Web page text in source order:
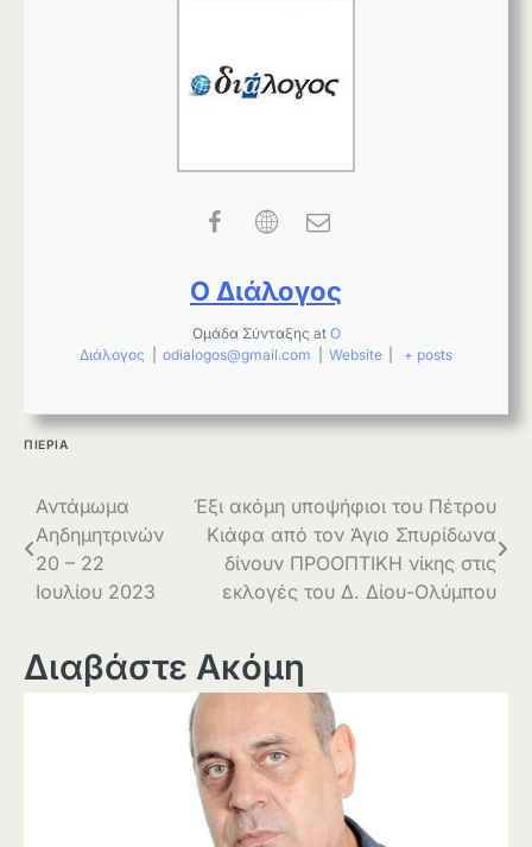
Ο Διάλογος
Ομάδα Σύνταξης at Ο
Διάλογος
odialogos@gmail.com Website + posts
ΠΙΕΡΙΑ
Πλοήγηση
άρθρων
Αντάμωμα
Αηδημητρινών
20 – 22
Ιουλίου 2023
Έξι ακόμη υποψήφιοι του Πέτρου
Κιάφα από τον Άγιο Σπυρίδωνα
δίνουν ΠΡΟΟΠΤΙΚΗ νίκης στις
εκλογές του Δ. Δίου-Ολύμπου
Διαβάστε Ακόμη